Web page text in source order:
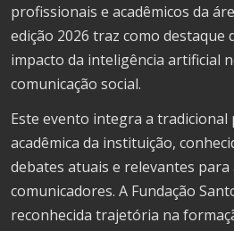
profissionais e acadêmicos da
edição 2026 traz como destaque
impacto da inteligência artificial
comunicação social.
Este evento integra a tradicional
acadêmica da instituição,
debates atuais e relevantes para
comunicadores. A Fundação
reconhecida trajetória na